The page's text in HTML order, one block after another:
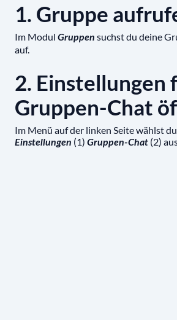
1. Gruppe
Im Modul Gruppen suchst du deine
auf.
2. Einstellungen
Gruppen-Chat
Im Menü auf der linken Seite wählst
Einstellungen (1) Gruppen-Chat (2)